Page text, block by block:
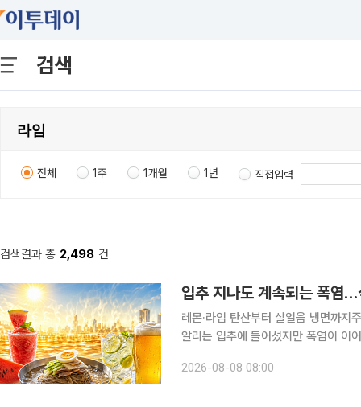
검색
전체 1주 1개월 1년 직접입력
검색결과 총 2,498 건
입추 지나도 계속되는 폭염…
레몬·라임 탄산부터 살얼음 냉면까지주류업계
알리는 입추에 들어섰지만 폭염이 이
2026-08-08 08:00